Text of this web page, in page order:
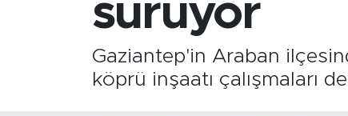
sürüyor
Gaziantep'in Araban
köprü inşaatı çalışmaları